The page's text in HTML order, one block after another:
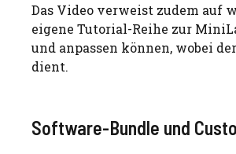
Das Video verweist zudem auf
eigene Tutorial-Reihe zur
und anpassen können, wobei
dient.
Software-Bundle und